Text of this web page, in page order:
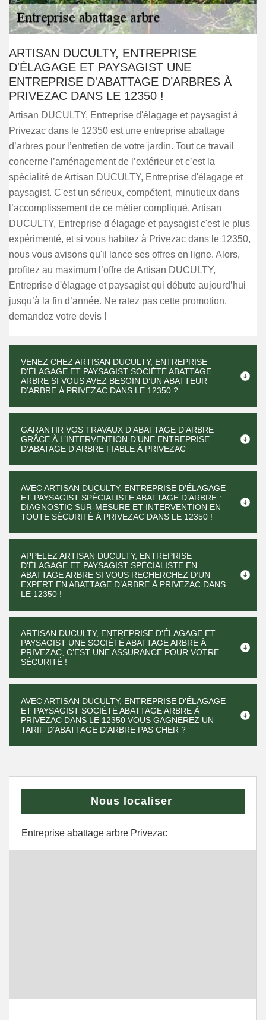
ARTISAN DUCULTY, ENTREPRISE
D'ÉLAGAGE ET PAYSAGIST UNE
ENTREPRISE D'ABATTAGE D’ARBRES À
PRIVEZAC DANS LE 12350 !
Artisan DUCULTY, Entreprise d'élagage et paysagist à
Privezac dans le 12350 est une entreprise abattage
d’arbres pour l’entretien de votre jardin. Tout ce travail
concerne l’aménagement de l’extérieur et c’est la
spécialité de Artisan DUCULTY, Entreprise d'élagage et
paysagist. C'est un sérieux, compétent, minutieux dans
l’accomplissement de ce métier compliqué. Artisan
DUCULTY, Entreprise d'élagage et paysagist c'est le plus
expérimenté, et si vous habitez à Privezac dans le 12350,
nous vous avisons qu'il lance ses offres en ligne. Alors,
profitez au maximum l’offre de Artisan DUCULTY,
Entreprise d'élagage et paysagist qui débute aujourd’hui
jusqu’à la fin d’année. Ne ratez pas cette promotion,
demandez votre devis !
VENEZ CHEZ ARTISAN DUCULTY, ENTREPRISE
D'ÉLAGAGE ET PAYSAGIST SOCIÉTÉ ABATTAGE
ARBRE SI VOUS AVEZ BESOIN D’UN ABATTEUR
D’ARBRE À PRIVEZAC DANS LE 12350 ?
GARANTIR VOS TRAVAUX D’ABATTAGE D’ARBRE
GRÂCE À L’INTERVENTION D’UNE ENTREPRISE
D’ABATAGE D’ARBRE FIABLE À PRIVEZAC
AVEC ARTISAN DUCULTY, ENTREPRISE D'ÉLAGAGE
ET PAYSAGIST SPÉCIALISTE ABATTAGE D’ARBRE :
DIAGNOSTIC SUR-MESURE ET INTERVENTION EN
TOUTE SÉCURITÉ À PRIVEZAC DANS LE 12350 !
APPELEZ ARTISAN DUCULTY, ENTREPRISE
D'ÉLAGAGE ET PAYSAGIST SPÉCIALISTE EN
ABATTAGE ARBRE SI VOUS RECHERCHEZ D’UN
EXPERT EN ABATTAGE D’ARBRE À PRIVEZAC DANS
LE 12350 !
ARTISAN DUCULTY, ENTREPRISE D'ÉLAGAGE ET
PAYSAGIST UNE SOCIÉTÉ ABATTAGE ARBRE À
PRIVEZAC, C’EST UNE ASSURANCE POUR VOTRE
SÉCURITÉ !
AVEC ARTISAN DUCULTY, ENTREPRISE D'ÉLAGAGE
ET PAYSAGIST SOCIÉTÉ ABATTAGE ARBRE À
PRIVEZAC DANS LE 12350 VOUS GAGNEREZ UN
TARIF D’ABATTAGE D’ARBRE PAS CHER ?
Nous localiser
Entreprise abattage arbre Privezac